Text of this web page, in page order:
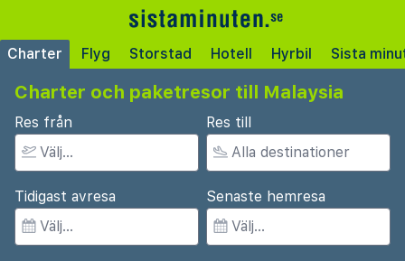
Charter Flyg Storstad Hotell Hyrbil Sista
Charter och paketresor till Malaysia
Res från Res till
Tidigast avresa Senaste hemresa